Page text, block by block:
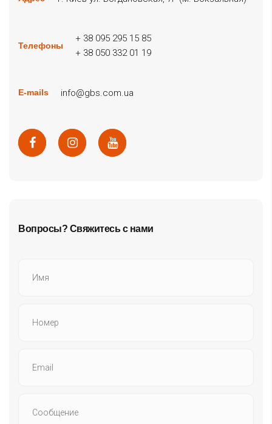
Телефоны
+ 38 095 295 15 85
+ 38 050 332 01 19
E-mails info@gbs.com.ua
Вопросы? Свяжитесь с нами